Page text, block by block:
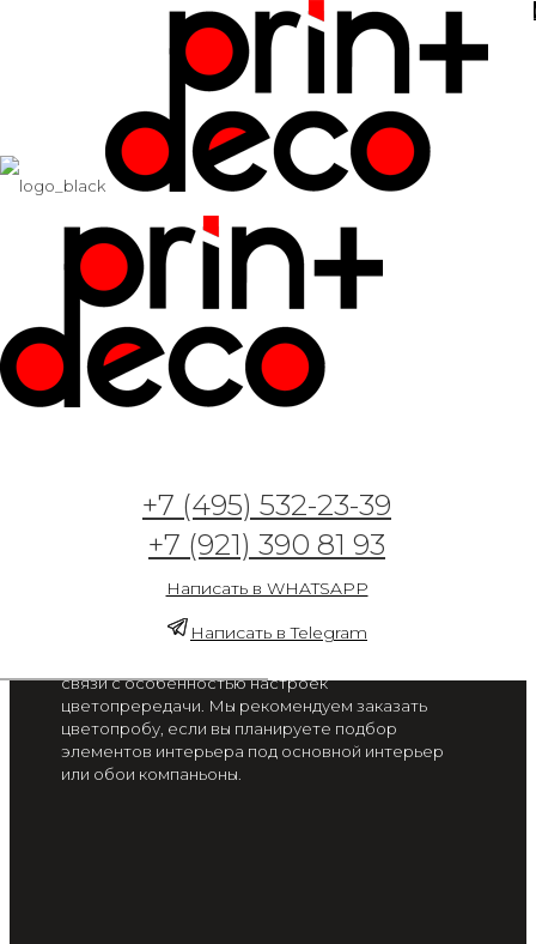
+7 (495) 532-23-39
+7 (921) 390 81 93
Написать в WHATSAPP
Написать в Telegram
Арт. AL12118 —
Космостар
от 2 300 руб. / м2
Цвет на экране вашего смартфона или монитора
связи с особенностью настроек
цветопрередачи. Мы рекомендуем заказать
цветопробу, если вы планируете подбор
элементов интерьера под основной интерьер
или обои компаньоны.